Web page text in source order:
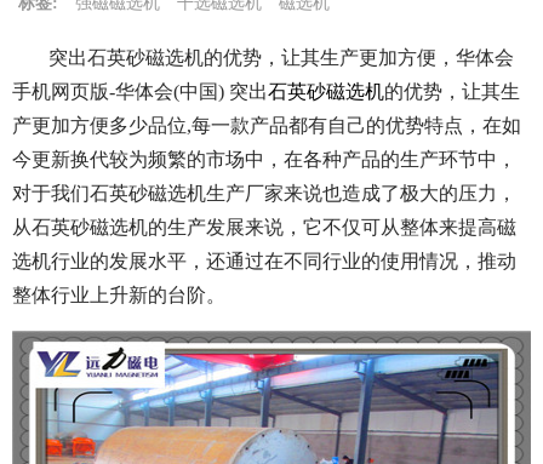
突出石英砂磁选机的优势，让其生产更加方便，华体会
手机网页版-华体会(中国) 突出石英砂磁选机的优势，让其生
产更加方便多少品位,每一款产品都有自己的优势特点，在如
今更新换代较为频繁的市场中，在各种产品的生产环节中，
对于我们石英砂磁选机生产厂家来说也造成了极大的压力，
从石英砂磁选机的生产发展来说，它不仅可从整体来提高磁
选机行业的发展水平，还通过在不同行业的使用情况，推动
整体行业上升新的台阶。